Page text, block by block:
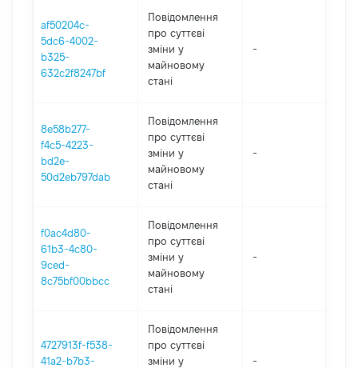
af50204c-
5dc6-4002-
b325-
632c2f8247bf
Повідомлення
про суттєві
зміни y
майновому
стані
-
8e58b277-
f4c5-4223-
bd2e-
50d2eb797dab
Повідомлення
про суттєві
зміни y
майновому
стані
-
f0ac4d80-
61b3-4c80-
9ced-
8c75bf00bbcc
Повідомлення
про суттєві
зміни y
майновому
стані
-
4727913f-f538-
41a2-b7b3-
Повідомлення
про суттєві
зміни y
-